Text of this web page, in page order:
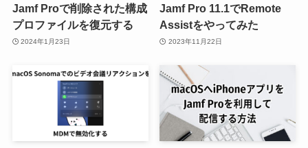
Jamf Proで削除された構成
プロファイルを復元する
2024年1月23日
Jamf Pro 11.1でRemote
Assistをやってみた
2023年11月22日